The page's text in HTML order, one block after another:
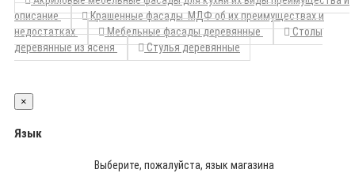
описание
Крашенные фасады МДФ об их преимуществах и
недостатках
Мебельные фасады деревянные
Столы
деревянные из ясеня
Стулья деревянные
×
Язык
Выберите, пожалуйста, язык магазина